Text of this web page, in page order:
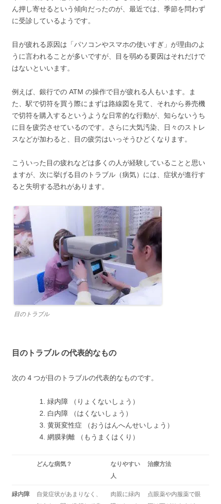
ん押し寄せるという傾向だったのが、最近では、季節を問わず
に受診しているようです。
目が疲れる原因は「パソコンやスマホの使いすぎ」が理由のよ
うに言われることが多いですが、目を弱める要因はそれだけで
はないといいます。
例えば、銀行での ATM の操作で目が疲れる人もいます。ま
た、駅で切符を買う際にまずは路線図を見て、それから券売機
で切符を購入するというような日常的な行動が、知らないうち
に目を疲労させているのです。さらに大気汚染、日々のストレ
スなどが加わると、目の疲労はいっそうひどくなります。
こういった目の疲れなどは多くの人が経験していることと思い
ますが、次に挙げる目のトラブル（病気）には、症状が進行す
ると失明する恐れがあります。
目のトラブル
目のトラブル の代表的なもの
次の 4 つが目のトラブルの代表的なものです。
緑内障 （りょくないしょう）
白内障 （はくないしょう）
黄斑変性症 （おうはんへんせいしょう）
網膜剥離 （もうまくはくり）
どんな病気？
なりやすい
人
治療方法
緑内障
自覚症状があまりなく、
肉親に緑内
点眼薬や内服薬で眼